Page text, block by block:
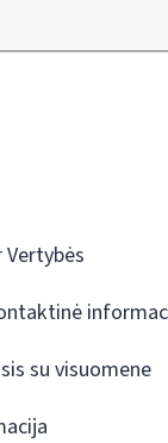
Vertybės
su visuomene